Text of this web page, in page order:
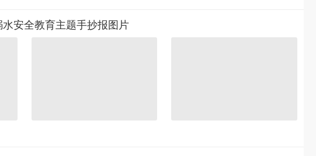
安全教育主题手抄报图片